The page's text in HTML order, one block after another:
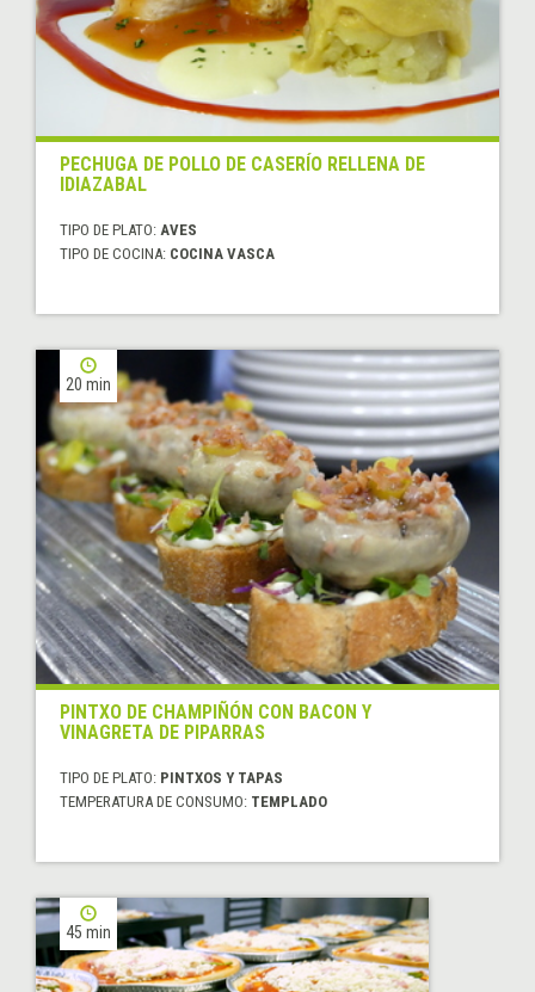
PECHUGA DE POLLO DE CASERÍO RELLENA DE
IDIAZABAL
TIPO DE PLATO: AVES
TIPO DE COCINA: COCINA VASCA
20 min
PINTXO DE CHAMPIÑÓN CON BACON Y
VINAGRETA DE PIPARRAS
TIPO DE PLATO: PINTXOS Y TAPAS
TEMPERATURA DE CONSUMO: TEMPLADO
45 min